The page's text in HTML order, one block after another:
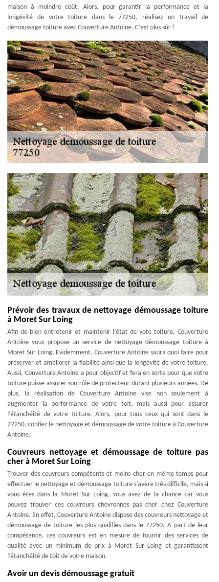
maison à moindre coût. Alors, pour garantir la performance et la
longévité de votre toiture dans le 77250, réalisez un travail de
démoussage toiture avec Couverture Antoine. C’est plus sûr !
Prévoir des travaux de nettoyage démoussage toiture
à Moret Sur Loing
Afin de bien entretenir et maintenir l’état de vote toiture, Couverture
Antoine vous propose un service de nettoyage démoussage toiture à
Moret Sur Loing. Evidemment, Couverture Antoine saura quoi faire pour
préserver et améliorer la fiabilité ainsi que la longévité de votre toiture.
Aussi, Couverture Antoine a pour objectif et fera en sorte pour que votre
toiture puisse assurer son rôle de protecteur durant plusieurs années. De
plus, la réalisation de Couverture Antoine vise non seulement à
augmenter la performance de votre toit, mais aussi pour assurer
l’étanchéité de votre toiture. Alors, pour tous ceux qui sont dans le
77250, confiez le nettoyage et démoussage de votre toiture à Couverture
Antoine.
Couvreurs nettoyage et démoussage de toiture pas
cher à Moret Sur Loing
Trouver des couvreurs compétents et moins cher en même temps pour
effectuer le nettoyage et démoussage toiture s’avère très difficile, mais si
vous êtes dans la Moret Sur Loing, vous avez de la chance car vous
pouvez trouver ces couvreurs chevronnés pas cher chez Couverture
Antoine. En effet, Couverture Antoine dispose des couvreurs nettoyage et
démoussage de toiture les plus qualifiés dans le 77250. A part de leur
compétence, ces couvreurs est en mesure de fournir des services de
qualité avec un minimum de prix à Moret Sur Loing et garantissent
l’étanchéité de toit de votre maison.
Avoir un devis démoussage gratuit